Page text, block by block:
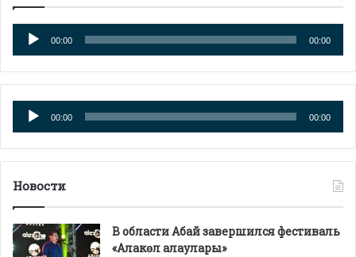
Аудиоплеер
00:00 00:00
Аудиоплеер
00:00 00:00
Новости
В области Абай завершился фестиваль
«Алакөл алаулары»